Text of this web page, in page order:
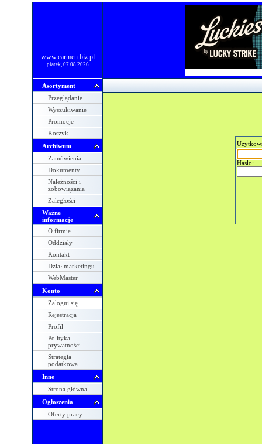
www.carmen.biz.pl
piątek, 07.08.2026
Asortyment
Przeglądanie
Wyszukiwanie
Promocje
Koszyk
Archiwum
Zamówienia
Dokumenty
Należności i
zobowiązania
Zaległości
Ważne
informacje
O firmie
Oddziały
Kontakt
Dział marketingu
WebMaster
Konto
Zaloguj się
Rejestracja
Profil
Polityka
prywatności
Strategia
podatkowa
Inne
Strona główna
Ogłoszenia
Oferty pracy
Hasło: